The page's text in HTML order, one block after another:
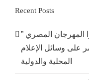
Recent Posts
حضروا المهرجان المصري ”
على وسائل الإعلام
المحلية والدولية